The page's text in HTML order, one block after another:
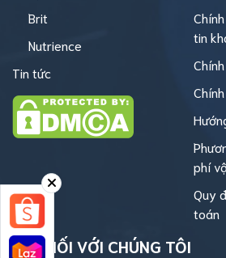
Brit
Nutrience
Tin tức
tin
phí
Quy
toán
KẾT NỐI VỚI CHÚNG TÔI